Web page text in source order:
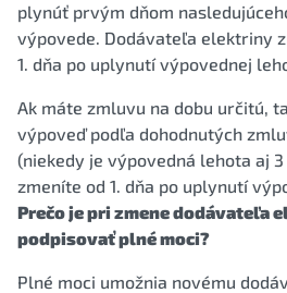
plynúť prvým dňom
výpovede. Dodávateľa elektriny
1. dňa po uplynutí výpovednej
Ak máte zmluvu na dobu určitú,
výpoveď podľa dohodnutých
(niekedy je výpovedná lehota aj
zmeníte od 1. dňa po uplynutí
Prečo je pri zmene dodávateľa
podpisovať plné moci?
Plné moci umožnia novému